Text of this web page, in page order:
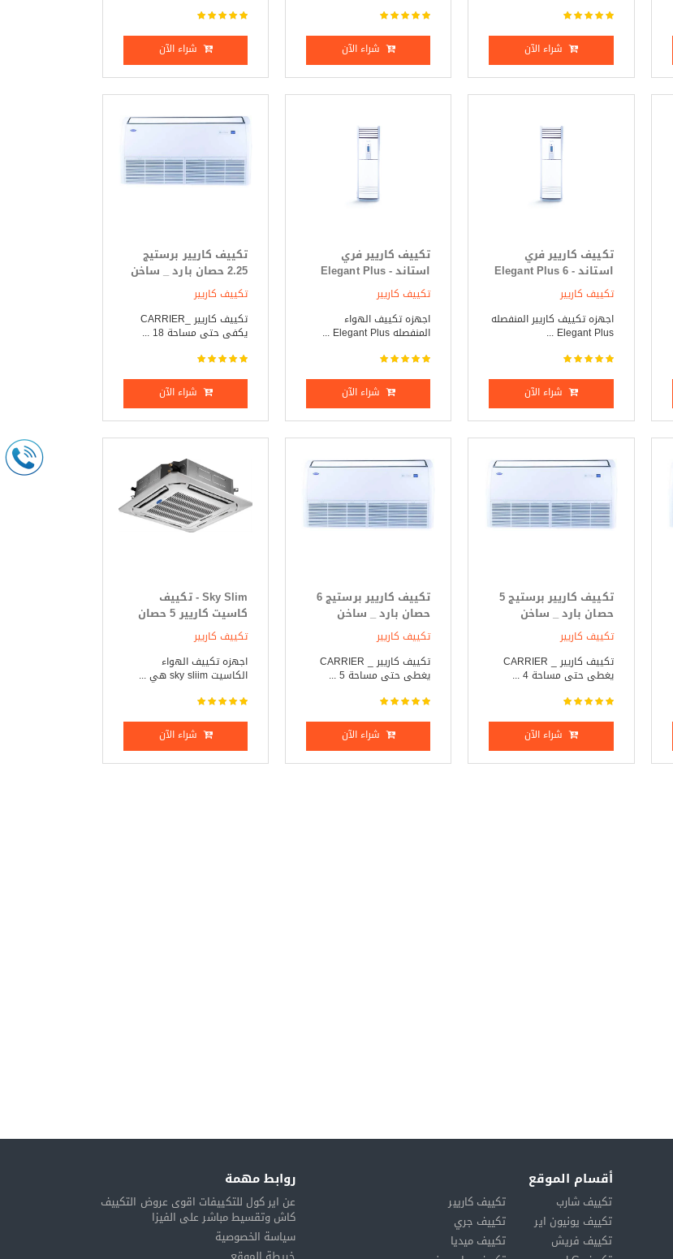
شراء الآن شراء الآن شراء الآن
تكييف كاريير فري
استاند - Elegant Plus 6
حصان بارد _ ساخن
تكييف كاريير
اجهزه تكييف كاريير المنفصله
Elegant Plus ...
شراء الآن
تكييف كاريير فري
استاند - Elegant Plus
7.5 حصان بارد فقط
تكييف كاريير
اجهزه تكييف الهواء
المنفصله Elegant Plus ...
شراء الآن
تكييف كاريير برستيج
2.25 حصان بارد _ ساخن
تكييف كاريير
تكييف كاريير _CARRIER
يكفى حتى مساحة 18 ...
شراء الآن
تكييف كاريير برستيج 5
حصان بارد _ ساخن
تكييف كاريير
تكييف كاريير _ CARRIER
يغطى حتى مساحة 4 ...
شراء الآن
تكييف كاريير برستيج 6
حصان بارد _ ساخن
تكييف كاريير
تكييف كاريير _ CARRIER
يغطى حتى مساحة 5 ...
شراء الآن
Sky Slim - تكييف
كاسيت كاريير 5 حصان
بارد _ ساخن
تكييف كاريير
اجهزه تكييف الهواء
الكاسيت sky sliim هي ...
شراء الآن
أقسام الموقع
تكييف شارب
تكييف كاريير
تكييف يونيون اير
تكييف جري
تكييف فريش
تكييف ميديا
روابط مهمة
عن اير كول للتكييفات اقوى عروض التكييف
كاش وتقسيط مباشر على الفيزا
سياسة الخصوصية